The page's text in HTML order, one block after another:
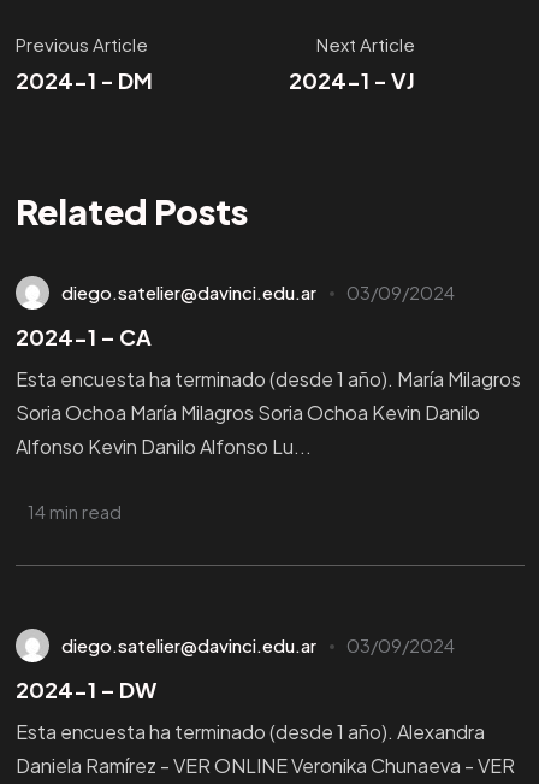
Previous Article
2024-1 - DM
Next Article
2024-1 - VJ
Related Posts
diego.satelier@davinci.edu.ar 03/09/2024
2024-1 – CA
Esta encuesta ha terminado (desde 1 año). María Milagros
Soria Ochoa María Milagros Soria Ochoa Kevin Danilo
Alfonso Kevin Danilo Alfonso Lu...
14 min read
diego.satelier@davinci.edu.ar 03/09/2024
2024-1 – DW
Esta encuesta ha terminado (desde 1 año). Alexandra
Daniela Ramírez - VER ONLINE Veronika Chunaeva - VER